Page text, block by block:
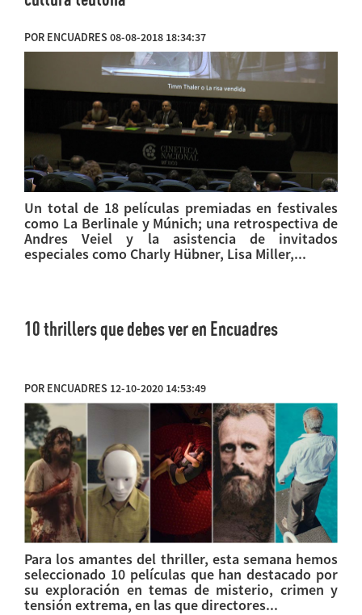
POR ENCUADRES 08-08-2018 18:34:37
Un total de 18 películas premiadas en festivales
como La Berlinale y Múnich; una retrospectiva de
Andres Veiel y la asistencia de invitados
especiales como Charly Hübner, Lisa Miller,...
10 thrillers que debes ver en Encuadres
POR ENCUADRES 12-10-2020 14:53:49
Para los amantes del thriller, esta semana hemos
seleccionado 10 películas que han destacado por
su exploración en temas de misterio, crimen y
tensión extrema, en las que directores...